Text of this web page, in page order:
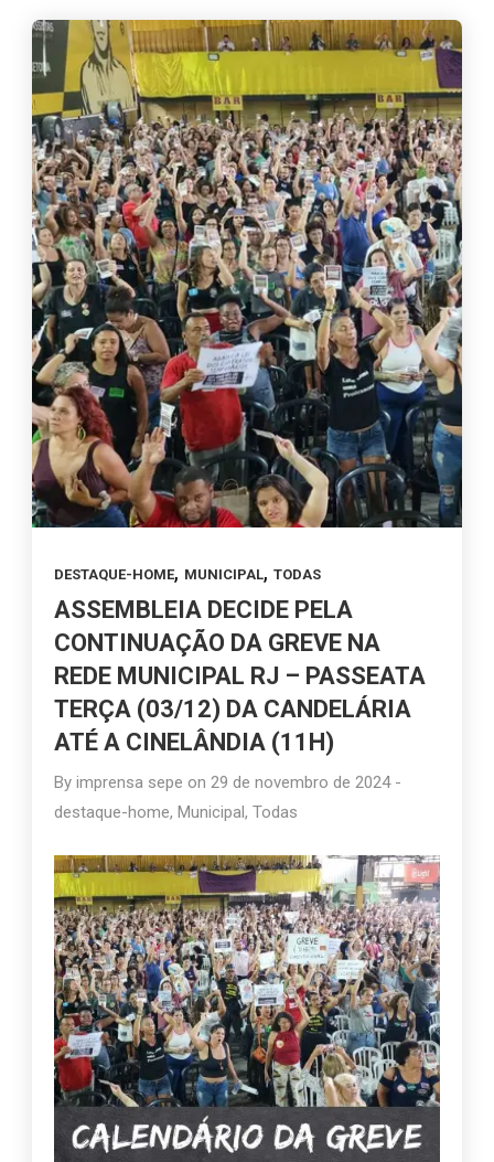
DESTAQUE-HOME, MUNICIPAL,TODAS
ASSEMBLEIA DECIDE PELA
CONTINUAÇÃO DA GREVE NA
REDE MUNICIPAL RJ – PASSEATA
TERÇA (03/12) DA CANDELÁRIA
ATÉ A CINELÂNDIA (11H)
Byimprensa sepe on29 de novembro de 2024 -
destaque-home,Municipal,Todas